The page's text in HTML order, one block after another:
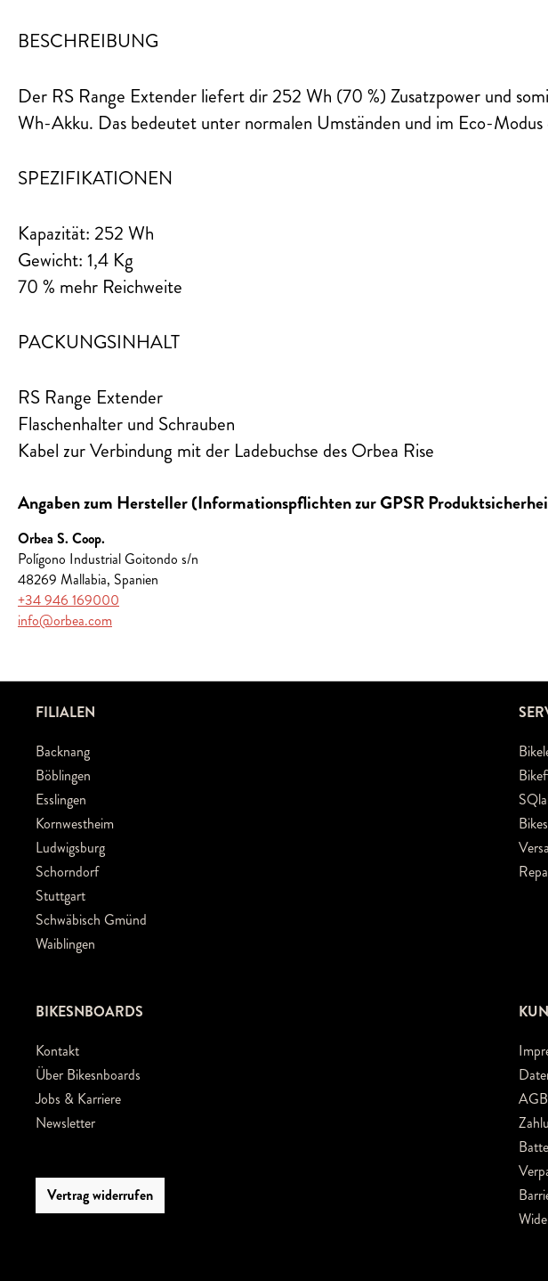
BESCHREIBUNG
Der RS Range Extender liefert dir 252 Wh (70 %) Zusatzpower und
Wh-Akku. Das bedeutet unter normalen Umständen und im Eco-
SPEZIFIKATIONEN
Kapazität: 252 Wh
Gewicht: 1,4 Kg
70 % mehr Reichweite
PACKUNGSINHALT
RS Range Extender
Flaschenhalter und Schrauben
Kabel zur Verbindung mit der Ladebuchse des Orbea Rise
Angaben zum Hersteller (Informationspflichten zur GPSR
Orbea S. Coop.
Polígono Industrial Goitondo s/n
48269 Mallabia, Spanien
+34 946 169000
info@orbea.com
FILIALEN
Backnang
Böblingen
Esslingen
Kornwestheim
Ludwigsburg
Schorndorf
Stuttgart
Schwäbisch Gmünd
Waiblingen
BIKESNBOARDS
Kontakt
Über Bikesnboards
Jobs & Karriere
Newsletter
Vertrag widerrufen